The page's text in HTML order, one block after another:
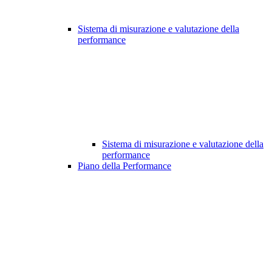
Sistema di misurazione e valutazione della
performance
Sistema di misurazione e valutazione della
performance
Piano della Performance